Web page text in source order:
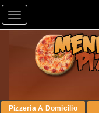
Toggle navigation
Pizzeria A Domicilio